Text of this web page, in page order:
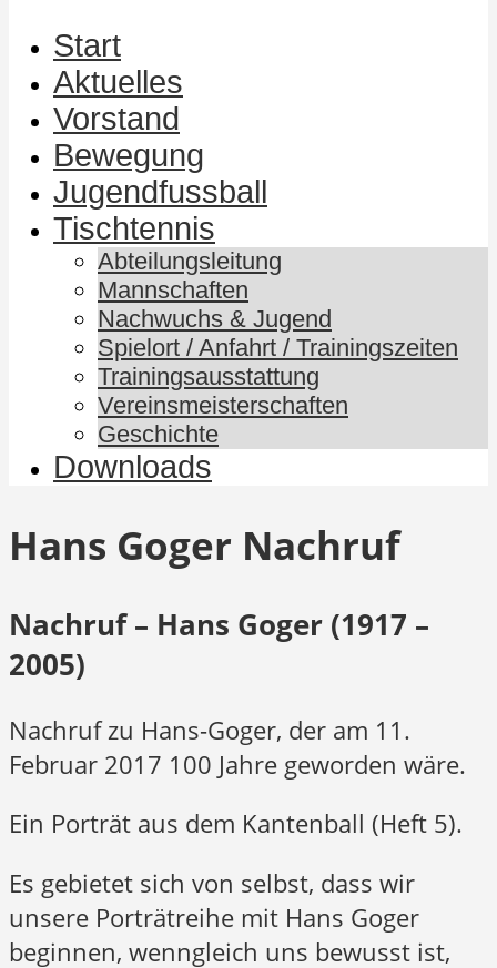
Start
Aktuelles
Vorstand
Bewegung
Jugendfussball
Tischtennis
Abteilungsleitung
Mannschaften
Nachwuchs & Jugend
Spielort / Anfahrt / Trainingszeiten
Trainingsausstattung
Vereinsmeisterschaften
Geschichte
Downloads
Hans Goger Nachruf
Nachruf – Hans Goger (1917 –
2005)
Nachruf zu Hans-Goger, der am 11.
Februar 2017 100 Jahre geworden wäre.
Ein Porträt aus dem Kantenball (Heft 5).
Es gebietet sich von selbst, dass wir
unsere Porträtreihe mit Hans Goger
beginnen, wenngleich uns bewusst ist,